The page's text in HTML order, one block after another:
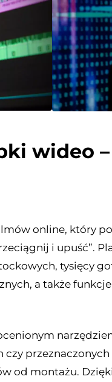
wideo –
online, który
i upuść”.
tysięcy
a także
przeznaczonych
od montażu.